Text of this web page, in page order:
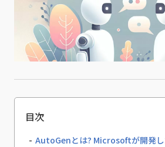
目次
AutoGenとは? Microsoftが開発し